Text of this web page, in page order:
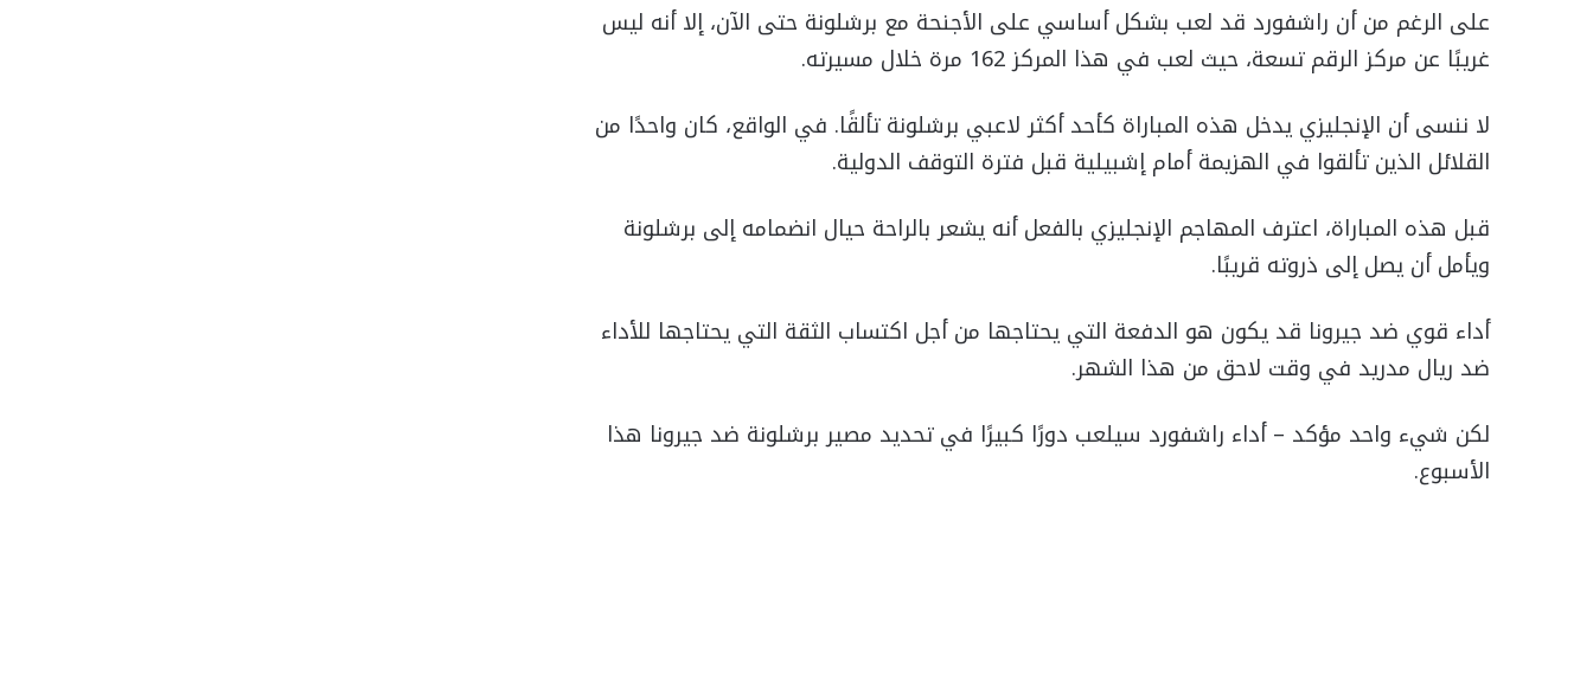
على الرغم من أن راشفورد قد لعب بشكل أساسي على الأجنحة مع برشلونة حتى الآن، إلا أنه ليس
غريبًا عن مركز الرقم تسعة، حيث لعب في هذا المركز 162 مرة خلال مسيرته.
لا ننسى أن الإنجليزي يدخل هذه المباراة كأحد أكثر لاعبي برشلونة تألقًا. في الواقع، كان واحدًا من
القلائل الذين تألقوا في الهزيمة أمام إشبيلية قبل فترة التوقف الدولية.
قبل هذه المباراة، اعترف المهاجم الإنجليزي بالفعل أنه يشعر بالراحة حيال انضمامه إلى برشلونة
ويأمل أن يصل إلى ذروته قريبًا.
أداء قوي ضد جيرونا قد يكون هو الدفعة التي يحتاجها من أجل اكتساب الثقة التي يحتاجها للأداء
ضد ريال مدريد في وقت لاحق من هذا الشهر.
لكن شيء واحد مؤكد – أداء راشفورد سيلعب دورًا كبيرًا في تحديد مصير برشلونة ضد جيرونا هذا
الأسبوع.